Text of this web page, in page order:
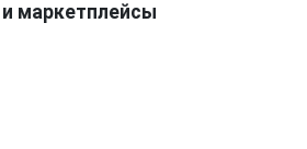
маркетплейсы